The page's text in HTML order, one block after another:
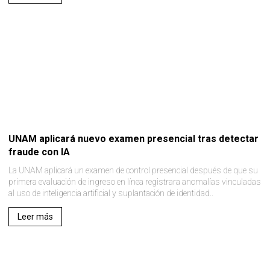
UNAM aplicará nuevo examen presencial tras detectar
fraude con IA
La UNAM aplicará un examen de control presencial después de que su
primera evaluación de ingreso en línea registrara anomalías vinculadas
al uso de inteligencia artificial y suplantación de identidad..
Leer más